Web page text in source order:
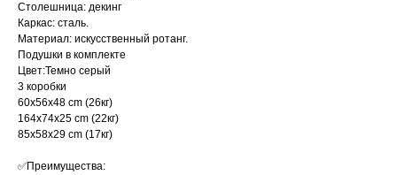
Столешница: декинг
Каркас: сталь.
Материал: искусственный ротанг.
Подушки в комплекте
Цвет:Темно серый
3 коробки
60x56x48 cm (26кг)
164x74x25 cm (22кг)
85x58x29 cm (17кг)
✅Преимущества: